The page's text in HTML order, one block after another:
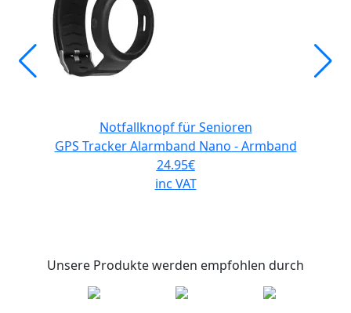
Notfallknopf für Senioren
GPS Tracker Alarmband Nano - Armband
24.95€
inc VAT
Unsere Produkte werden empfohlen durch